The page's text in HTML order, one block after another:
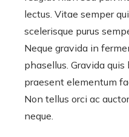
lectus. Vitae semper
scelerisque purus
Neque gravida in
phasellus. Gravida
praesent elementum
Non tellus orci ac
neque.